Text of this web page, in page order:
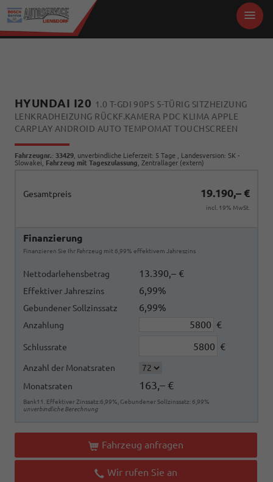
HYUNDAI I20 1.0 T-GDI 90PS 5-TÜRIG SITZHEIZUNG
LENKRADHEIZUNG RÜCKF.KAMERA PDC KLIMA APPLE
CARPLAY ANDROID AUTO TEMPOMAT TOUCHSCREEN
Fahrzeugnr.: 33429 , unverbindliche Lieferzeit: 5 Tage , Landesversion: SK -
Slowakei, Fahrzeug mit Tageszulassung , Zentrallager (extern)
Gesamtpreis 19.190,– €
incl. 19% MwSt.
Finanzierung
Finanzieren Sie Ihr Fahrzeug mit 6,99% effektivem Jahreszins
Nettodarlehensbetrag 13.390,– €
Effektiver Jahreszins 6,99%
Gebundener Sollzinssatz 6,99%
Anzahlung €
Schlussrate €
Anzahl der Monatsraten
Monatsraten
163,– €
Bank11. Effektiver Zinssatz:6,99%, Gebundener Sollzinssatz: 6,99%
unverbindliche Berechnung
Fahrzeug anfragen
Wir rufen Sie an